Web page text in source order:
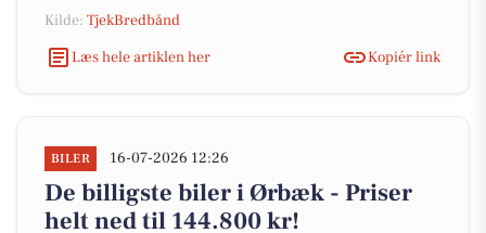
Kilde: TjekBredbånd
Læs hele artiklen her
Kopiér link
BILER 16-07-2026 12:26
De billigste biler i Ørbæk - Priser
helt ned til 144.800 kr!